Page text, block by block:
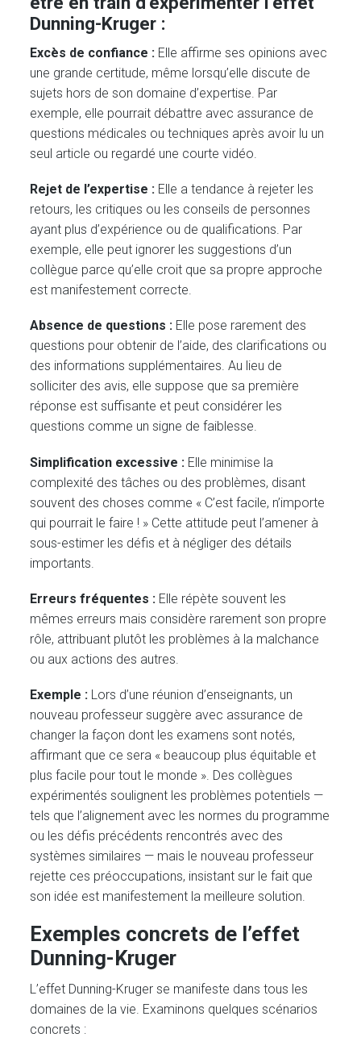
Dunning-Kruger :
Excès de confiance : Elle affirme ses opinions avec
une grande certitude, même lorsqu’elle discute de
sujets hors de son domaine d’expertise. Par
exemple, elle pourrait débattre avec assurance de
questions médicales ou techniques après avoir lu un
seul article ou regardé une courte vidéo.
Rejet de l’expertise : Elle a tendance à rejeter les
retours, les critiques ou les conseils de personnes
ayant plus d’expérience ou de qualifications. Par
exemple, elle peut ignorer les suggestions d’un
collègue parce qu’elle croit que sa propre approche
est manifestement correcte.
Absence de questions : Elle pose rarement des
questions pour obtenir de l’aide, des clarifications ou
des informations supplémentaires. Au lieu de
solliciter des avis, elle suppose que sa première
réponse est suffisante et peut considérer les
questions comme un signe de faiblesse.
Simplification excessive : Elle minimise la
complexité des tâches ou des problèmes, disant
souvent des choses comme « C’est facile, n’importe
qui pourrait le faire ! » Cette attitude peut l’amener à
sous-estimer les défis et à négliger des détails
importants.
Erreurs fréquentes : Elle répète souvent les
mêmes erreurs mais considère rarement son propre
rôle, attribuant plutôt les problèmes à la malchance
ou aux actions des autres.
Exemple : Lors d’une réunion d’enseignants, un
nouveau professeur suggère avec assurance de
changer la façon dont les examens sont notés,
affirmant que ce sera « beaucoup plus équitable et
plus facile pour tout le monde ». Des collègues
expérimentés soulignent les problèmes potentiels —
tels que l’alignement avec les normes du programme
ou les défis précédents rencontrés avec des
systèmes similaires — mais le nouveau professeur
rejette ces préoccupations, insistant sur le fait que
son idée est manifestement la meilleure solution.
Exemples concrets de l’effet
Dunning-Kruger
L’effet Dunning-Kruger se manifeste dans tous les
domaines de la vie. Examinons quelques scénarios
concrets :